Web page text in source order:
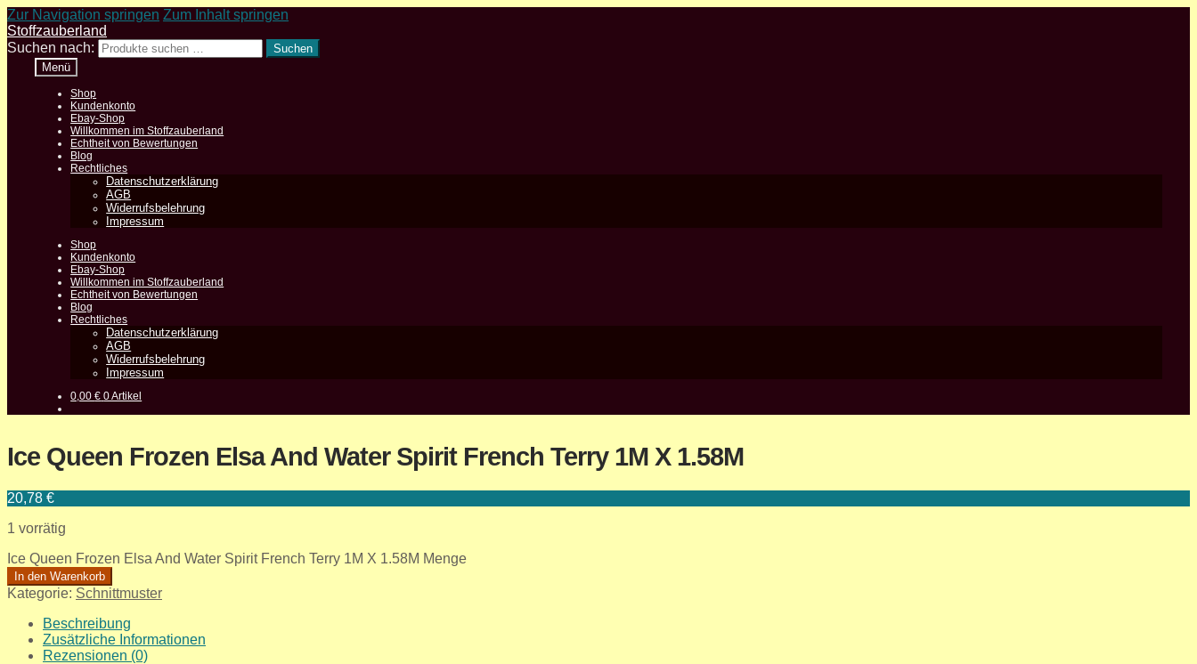
Zur Navigation springen Zum Inhalt springen
Stoffzauberland
Suchen nach:
Suchen
Menü
Shop
Kundenkonto
Ebay-Shop
Willkommen im Stoffzauberland
Echtheit von Bewertungen
Blog
Rechtliches
Datenschutzerklärung
AGB
Widerrufsbelehrung
Impressum
Shop
Kundenkonto
Ebay-Shop
Willkommen im Stoffzauberland
Echtheit von Bewertungen
Blog
Rechtliches
Datenschutzerklärung
AGB
Widerrufsbelehrung
Impressum
0,00€ 0 Artikel
Ice Queen Frozen Elsa And Water Spirit French Terry 1M X 1.58M
20,78 €
1 vorrätig
Ice Queen Frozen Elsa And Water Spirit French Terry 1M X 1.58M Menge
In den Warenkorb
Kategorie: Schnittmuster
Beschreibung
Zusätzliche Informationen
Rezensionen (0)